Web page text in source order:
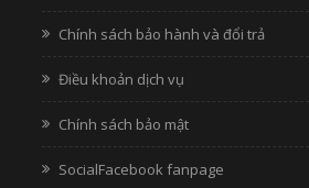
Chính sách bảo hành và đổi trả
Điều khoản dịch vụ
Chính sách bảo mật
SocialFacebook fanpage